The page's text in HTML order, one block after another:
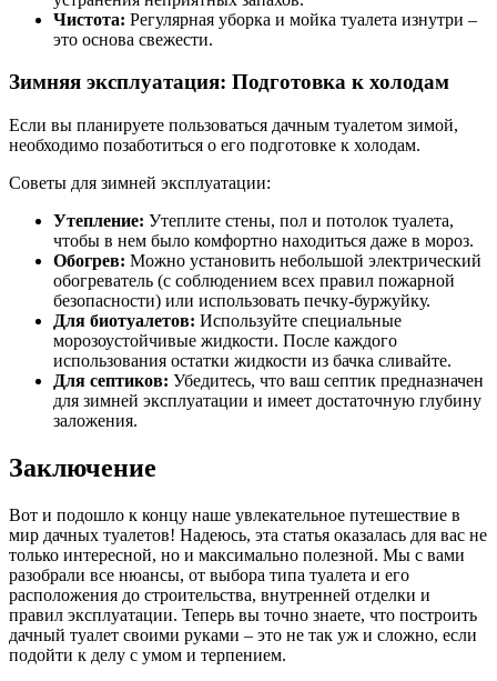
Чистота: Регулярная уборка и мойка туалета изнутри –
это основа свежести.
Зимняя эксплуатация: Подготовка к холодам
Если вы планируете пользоваться дачным туалетом зимой,
необходимо позаботиться о его подготовке к холодам.
Советы для зимней эксплуатации:
Утепление: Утеплите стены, пол и потолок туалета,
чтобы в нем было комфортно находиться даже в мороз.
Обогрев: Можно установить небольшой электрический
обогреватель (с соблюдением всех правил пожарной
безопасности) или использовать печку-буржуйку.
Для биотуалетов: Используйте специальные
морозоустойчивые жидкости. После каждого
использования остатки жидкости из бачка сливайте.
Для септиков: Убедитесь, что ваш септик предназначен
для зимней эксплуатации и имеет достаточную глубину
заложения.
Заключение
Вот и подошло к концу наше увлекательное путешествие в
мир дачных туалетов! Надеюсь, эта статья оказалась для вас не
только интересной, но и максимально полезной. Мы с вами
разобрали все нюансы, от выбора типа туалета и его
расположения до строительства, внутренней отделки и
правил эксплуатации. Теперь вы точно знаете, что построить
дачный туалет своими руками – это не так уж и сложно, если
подойти к делу с умом и терпением.